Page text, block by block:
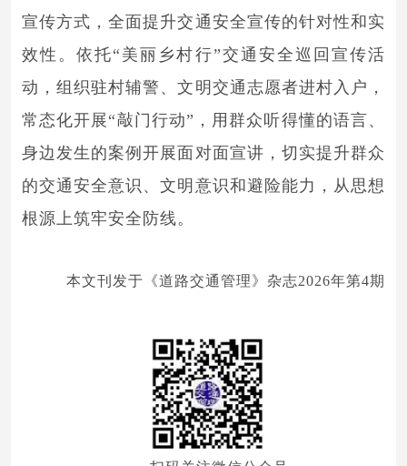
宣传方式，全面提升交通安全宣传的针对性和实
效性。依托“美丽乡村行”交通安全巡回宣传活
动，组织驻村辅警、文明交通志愿者进村入户，
常态化开展“敲门行动”，用群众听得懂的语言、
身边发生的案例开展面对面宣讲，切实提升群众
的交通安全意识、文明意识和避险能力，从思想
根源上筑牢安全防线。
本文刊发于《道路交通管理》杂志2026年第4期